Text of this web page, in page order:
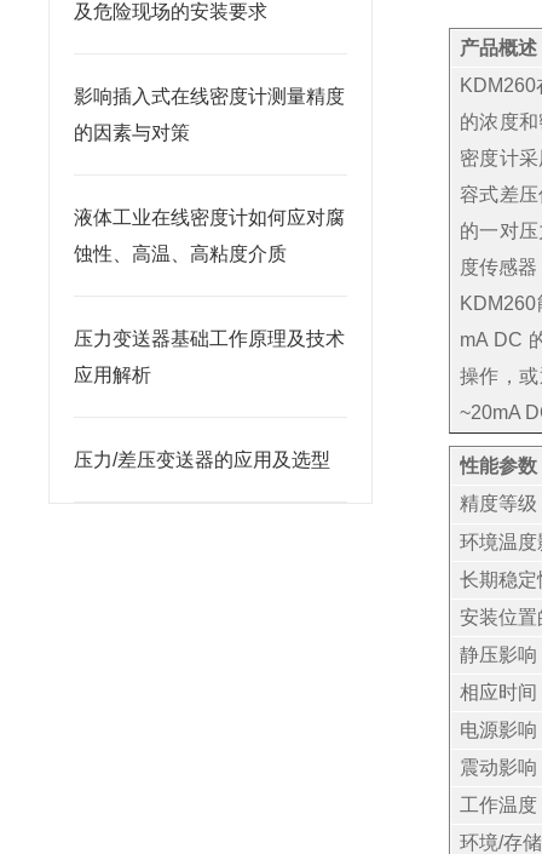
及危险现场的安装要求
影响插入式在线密度计测量精度
的因素与对策
液体工业在线密度计如何应对腐
蚀性、高温、高粘度介质
压力变送器基础工作原理及技术
应用解析
压力/差压变送器的应用及选型
产品概述
的浓度
密度计
容式差
的一对
度传感
mA DC
操作，
~20mA
性能参数
精度等级
环境温度
长期稳定
安装位置
静压影响
相应时间
电源影响
震动影响
工作温度
环境/存